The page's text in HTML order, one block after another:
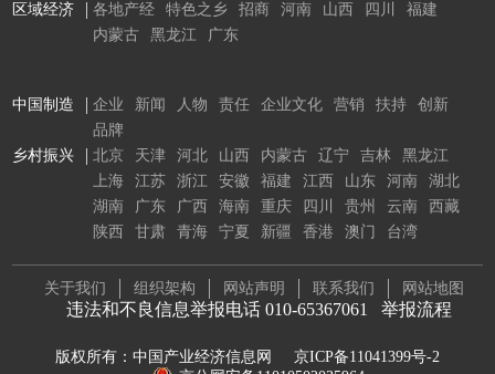
区域经济
各地产经 特色之乡 招商 河南 山西 四川
福建
内蒙古
黑龙江 广东
中国制造 企业 新闻 人物 责任 企业文化 营销 扶持
创新
品牌
乡村振兴
北京 天津 河北 山西 内蒙古 辽宁 吉林
黑龙江
上海
江苏 浙江 安徽 福建 江西 山东 河南
湖北
湖南
广东 广西 海南 重庆 四川 贵州 云南
西藏
陕西
甘肃 青海 宁夏 新疆 香港 澳门 台湾
关于我们 组织架构 网站声明 联系我们 网站地图
违法和不良信息举报电话 010-65367061 举报流程
版权所有：中国产业经济信息网
京ICP备11041399号-2